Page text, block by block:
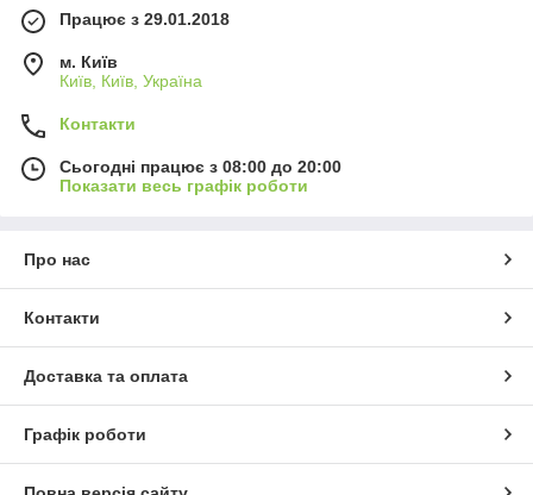
Працює з 29.01.2018
м. Київ
Київ, Київ, Україна
Контакти
Сьогодні працює з 08:00 до 20:00
Показати весь графік роботи
Про нас
Контакти
Доставка та оплата
Графік роботи